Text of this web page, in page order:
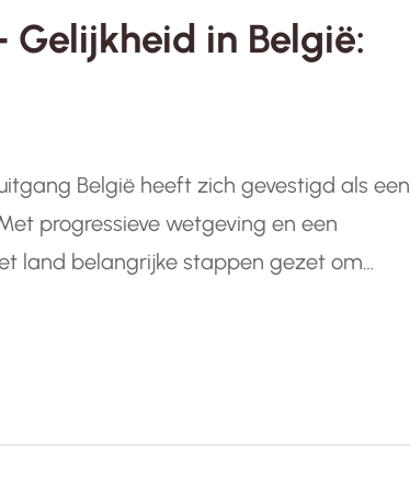
in België:
België heeft zich gevestigd als een
progressieve wetgeving en een
land belangrijke stappen gezet om